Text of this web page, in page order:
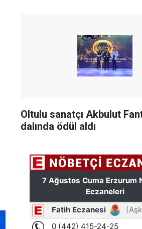
Oltulu sanatçı Akbulut
dalında ödül aldı